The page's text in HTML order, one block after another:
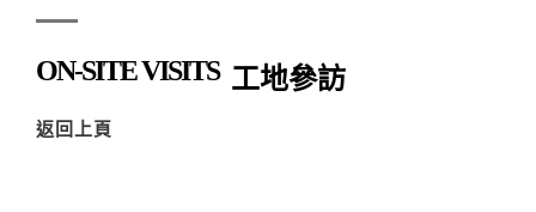
ON-SITE VISITS 工地參訪
返回上頁